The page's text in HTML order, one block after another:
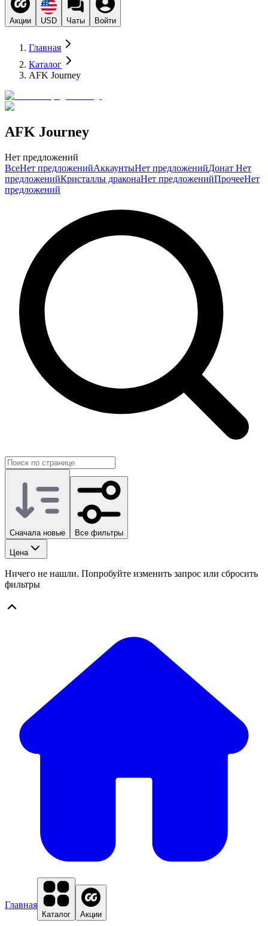
Акции USD Чаты Войти
Главная
Каталог
AFK Journey
AFK Journey
Нет предложений
ВсеНет предложенийАккаунтыНет предложенийДонат Нет
предложенийКристаллы драконаНет предложенийПрочееНет
предложений
Сначала новые Все фильтры
Цена
Ничего не нашли. Попробуйте изменить запрос или сбросить
фильтры
Главная
Каталог Акции